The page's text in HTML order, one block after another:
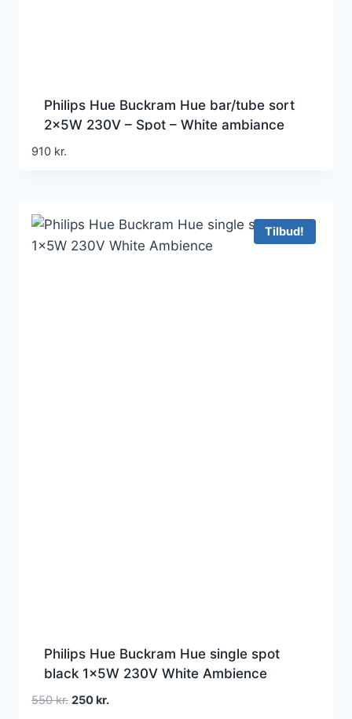
Philips Hue Buckram Hue bar/tube sort
2x5W 230V – Spot – White ambiance
910 kr.
Tilbud!
Philips Hue Buckram Hue single spot
black 1x5W 230V White Ambience
550kr. Den
250kr.Den